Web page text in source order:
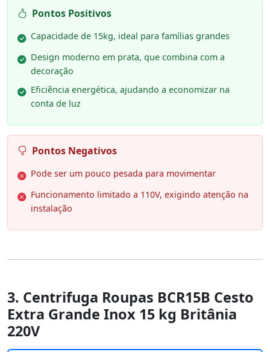
Pontos Positivos
Capacidade de 15kg, ideal para famílias grandes
Design moderno em prata, que combina com a
decoração
Eficiência energética, ajudando a economizar na
conta de luz
Pontos Negativos
Pode ser um pouco pesada para movimentar
Funcionamento limitado a 110V, exigindo atenção na
instalação
3. Centrifuga Roupas BCR15B Cesto
Extra Grande Inox 15 kg Britânia
220V